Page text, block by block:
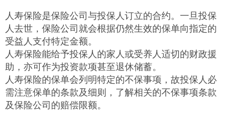
小贴士‧「家」资源
人寿保险是保险公司与投保人订立的合约。一旦投保
人去世，保险公司就会根据仍然生效的保单向指定的
受益人支付特定金额。
人寿保险能给予投保人的家人或受养人适切的财政援
助，亦可作为投资款项甚至退休储蓄。
人寿保险的保单会列明特定的不保事项，故投保人必
需注意保单的条款及细则，了解相关的不保事项条款
及保险公司的赔偿限额。